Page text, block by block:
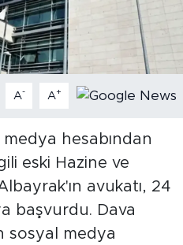
A- A+
hesabından
eski Hazine ve
avukatı, 24
başvurdu. Dava
sosyal medya